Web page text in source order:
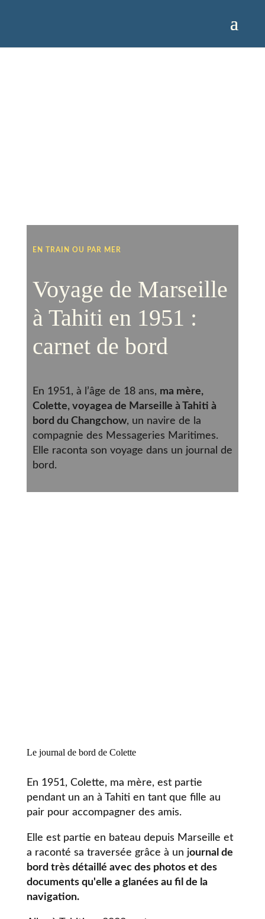
EN TRAIN OU PAR MER
Voyage de Marseille
à Tahiti en 1951 :
carnet de bord
En 1951, à l’âge de 18 ans, ma mère,
Colette, voyagea de Marseille à Tahiti à
bord du Changchow, un navire de la
compagnie des Messageries Maritimes.
Elle raconta son voyage dans un journal de
bord.
Le journal de bord de Colette
En 1951, Colette, ma mère, est partie
pendant un an à Tahiti en tant que fille au
pair pour accompagner des amis.
Elle est partie en bateau depuis Marseille et
a raconté sa traversée grâce à un journal de
bord très détaillé avec des photos et des
documents qu'elle a glanées au fil de la
navigation.